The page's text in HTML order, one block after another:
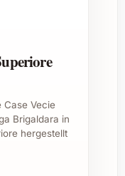
als feiner
lässt
als Begleiter
Er eignet
Case Vecie
Brigaldara in
hergestellt